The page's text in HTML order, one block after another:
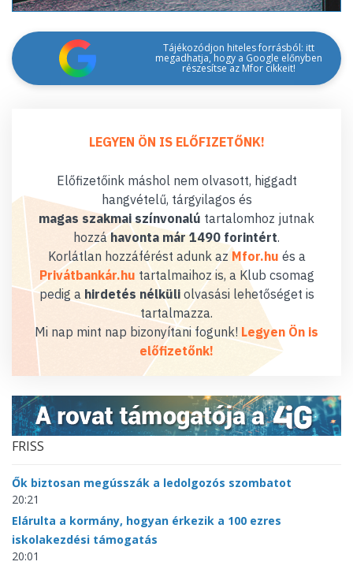
Tájékozódjon hiteles forrásból: itt
megadhatja, hogy a Google előnyben
részesítse az Mfor cikkeit!
LEGYEN ÖN IS ELŐFIZETŐNK!
Előfizetőink máshol nem olvasott, higgadt
hangvételű, tárgyilagos és
magas szakmai színvonalú tartalomhoz jutnak
hozzáhavonta már 1490 forintért.
Korlátlan hozzáférést adunk az Mfor.hu és a
Privátbankár.hu tartalmaihoz is, a Klub csomag
pedig a hirdetés nélküliolvasási lehetőséget is
tartalmazza.
Mi nap mint nap bizonyítani fogunk! Legyen Ön is
előfizetőnk!
FRISS
Ők biztosan megússzák a ledolgozós szombatot
20:21
Elárulta a kormány, hogyan érkezik a 100 ezres
iskolakezdési támogatás
20:01